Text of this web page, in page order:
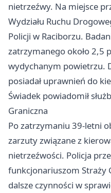
nietrzeźwy. Na miejsce
Wydziału Ruchu
Policji w Raciborzu.
zatrzymanego około 2,5
wydychanym powietrzu.
posiadał uprawnień do
Świadek powiadomił
Graniczna
Po zatrzymaniu 39‑letni
zarzuty związane z
nietrzeźwości. Policja
funkcjonariuszom Straży
dalsze czynności w